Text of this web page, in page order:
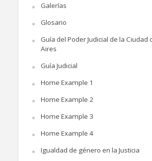
Galerías
Glosario
Guía del Poder Judicial de la Ciudad
Aires
Guía Judicial
Home Example 1
Home Example 2
Home Example 3
Home Example 4
Igualdad de género en la Justicia